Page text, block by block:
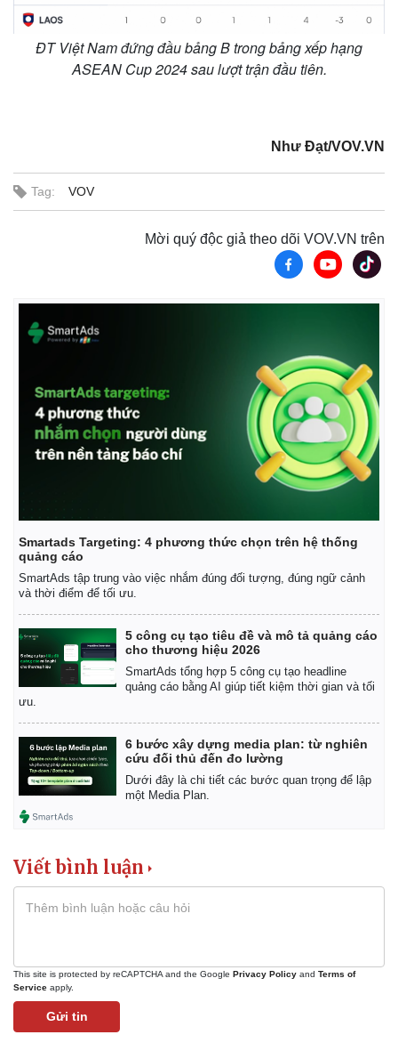
Cuộc sống đó đây
Hồ sơ
Multimedia
Ảnh
E-Magazine
ĐT Việt Nam đứng đầu bảng B trong bảng xếp hạng
ASEAN Cup 2024 sau lượt trận đầu tiên.
Như Đạt/VOV.VN
Tag: VOV
Mời quý độc giả theo dõi VOV.VN trên
Smartads Targeting: 4 phương thức chọn trên hệ thống
quảng cáo
SmartAds tập trung vào việc nhắm đúng đối tượng, đúng ngữ cảnh
và thời điểm để tối ưu.
5 công cụ tạo tiêu đề và mô tả quảng cáo
cho thương hiệu 2026
SmartAds tổng hợp 5 công cụ tạo headline
quảng cáo bằng AI giúp tiết kiệm thời gian và tối
ưu.
6 bước xây dựng media plan: từ nghiên
cứu đối thủ đến đo lường
Dưới đây là chi tiết các bước quan trọng để lập
một Media Plan.
Viết bình luận
This site is protected by reCAPTCHA and the Google Privacy Policy and Terms of
Service apply.
Gửi tin